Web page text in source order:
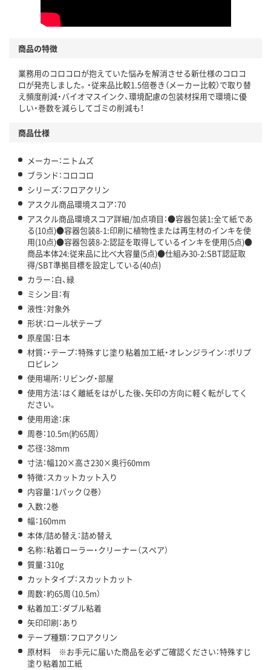
商品の特徴
業務用のコロコロが抱えていた悩みを解消させる新仕様のコロコ
ロが発売しました。・従来品比較1.5倍巻き（メーカー比較）で取り替
え頻度削減・バイオマスインク、環境配慮の包装材採用で環境に優
しい・巻数を減らしてゴミの削減も！
商品仕様
メーカー：ニトムズ
ブランド：コロコロ
シリーズ：フロアクリン
アスクル商品環境スコア：70
アスクル商品環境スコア詳細/加点項目：●容器包装1:全て紙であ
る(10点)●容器包装8-1:印刷に植物性または再生材のインキを使
用(10点)●容器包装8-2:認証を取得しているインキを使用(5点)●
商品本体24:従来品に比べ大容量(5点)●仕組み30-2:SBT認証取
得/SBT準拠目標を設定している(40点)
カラー：白、緑
ミシン目：有
液性：対象外
形状：ロール状テープ
原産国：日本
材質：・テープ：特殊すじ塗り粘着加工紙・オレンジライン：ポリプ
ロピレン
使用場所：リビング・部屋
使用方法：はく離紙をはがした後、矢印の方向に軽く転がしてく
ださい。
使用用途：床
周巻：10.5m(約65周）
芯径：38mm
寸法：幅120×高さ230×奥行60mm
特徴：スカットカット入り
内容量：1パック（2巻）
入数：2巻
幅：160mm
本体/詰め替え：詰め替え
名称：粘着ローラー・クリーナー（スペア）
質量：310g
カットタイプ：スカットカット
周数：約65周（10.5m）
粘着加工：ダブル粘着
矢印印刷：あり
テープ種類：フロアクリン
原材料 ※お手元に届いた商品を必ずご確認ください：特殊すじ
塗り粘着加工紙